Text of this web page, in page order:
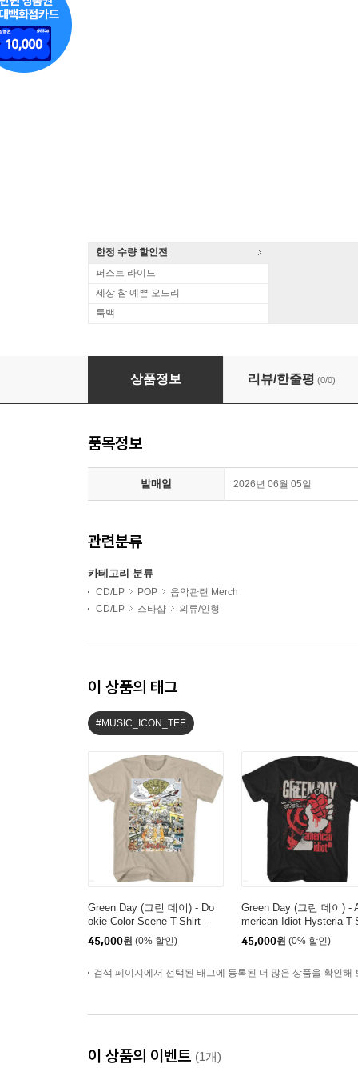
한정 수량 할인전
퍼스트 라이드
세상 참 예쁜 오드리
룩백
My Chemical Romance (마이 케미컬 로맨스
상품정보 리뷰/한줄평 (0/0)
품목정보
발매일 2026년 06월 05일
관련분류
카테고리 분류
CD/LP POP
음악관련 Merch
CD/LP
스타샵 의류/인형
이 상품의 태그
#MUSIC_ICON_TEE
Green Day (그린 데이) - Do
okie Color Scene T-Shirt -
Medium Tan
45,000원 (0% 할인)
Green Day (그린 데이) -
merican Idiot Hysteria T-
irt - 2XL Black
45,000원 (0% 할인)
검색 페이지에서 선택된 태그에 등록된 더 많은 상품을 확인해
이 상품의 이벤트 (1개)